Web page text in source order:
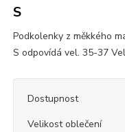
S
Podkolenky z měkkého
S odpovídá vel. 35-37
Dostupnost
Velikost oblečení